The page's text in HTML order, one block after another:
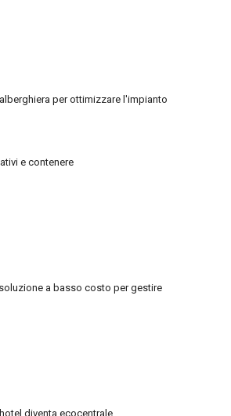
per ottimizzare l'impianto
e contenere
a basso costo per gestire
diventa ecocentrale